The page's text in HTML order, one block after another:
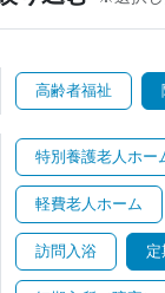
高齢者福祉
特別養護老人ホー
軽費老人ホーム
訪問入浴